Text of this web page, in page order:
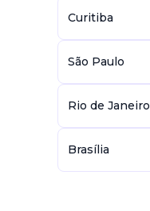
Curitiba
São Paulo
Rio de Janeiro
Brasília